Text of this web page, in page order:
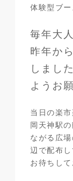
体験型ブ
毎年大
昨年か
しまし
ようお
当日の楽
岡天神駅
ながる広
辺で配布
お待ちして